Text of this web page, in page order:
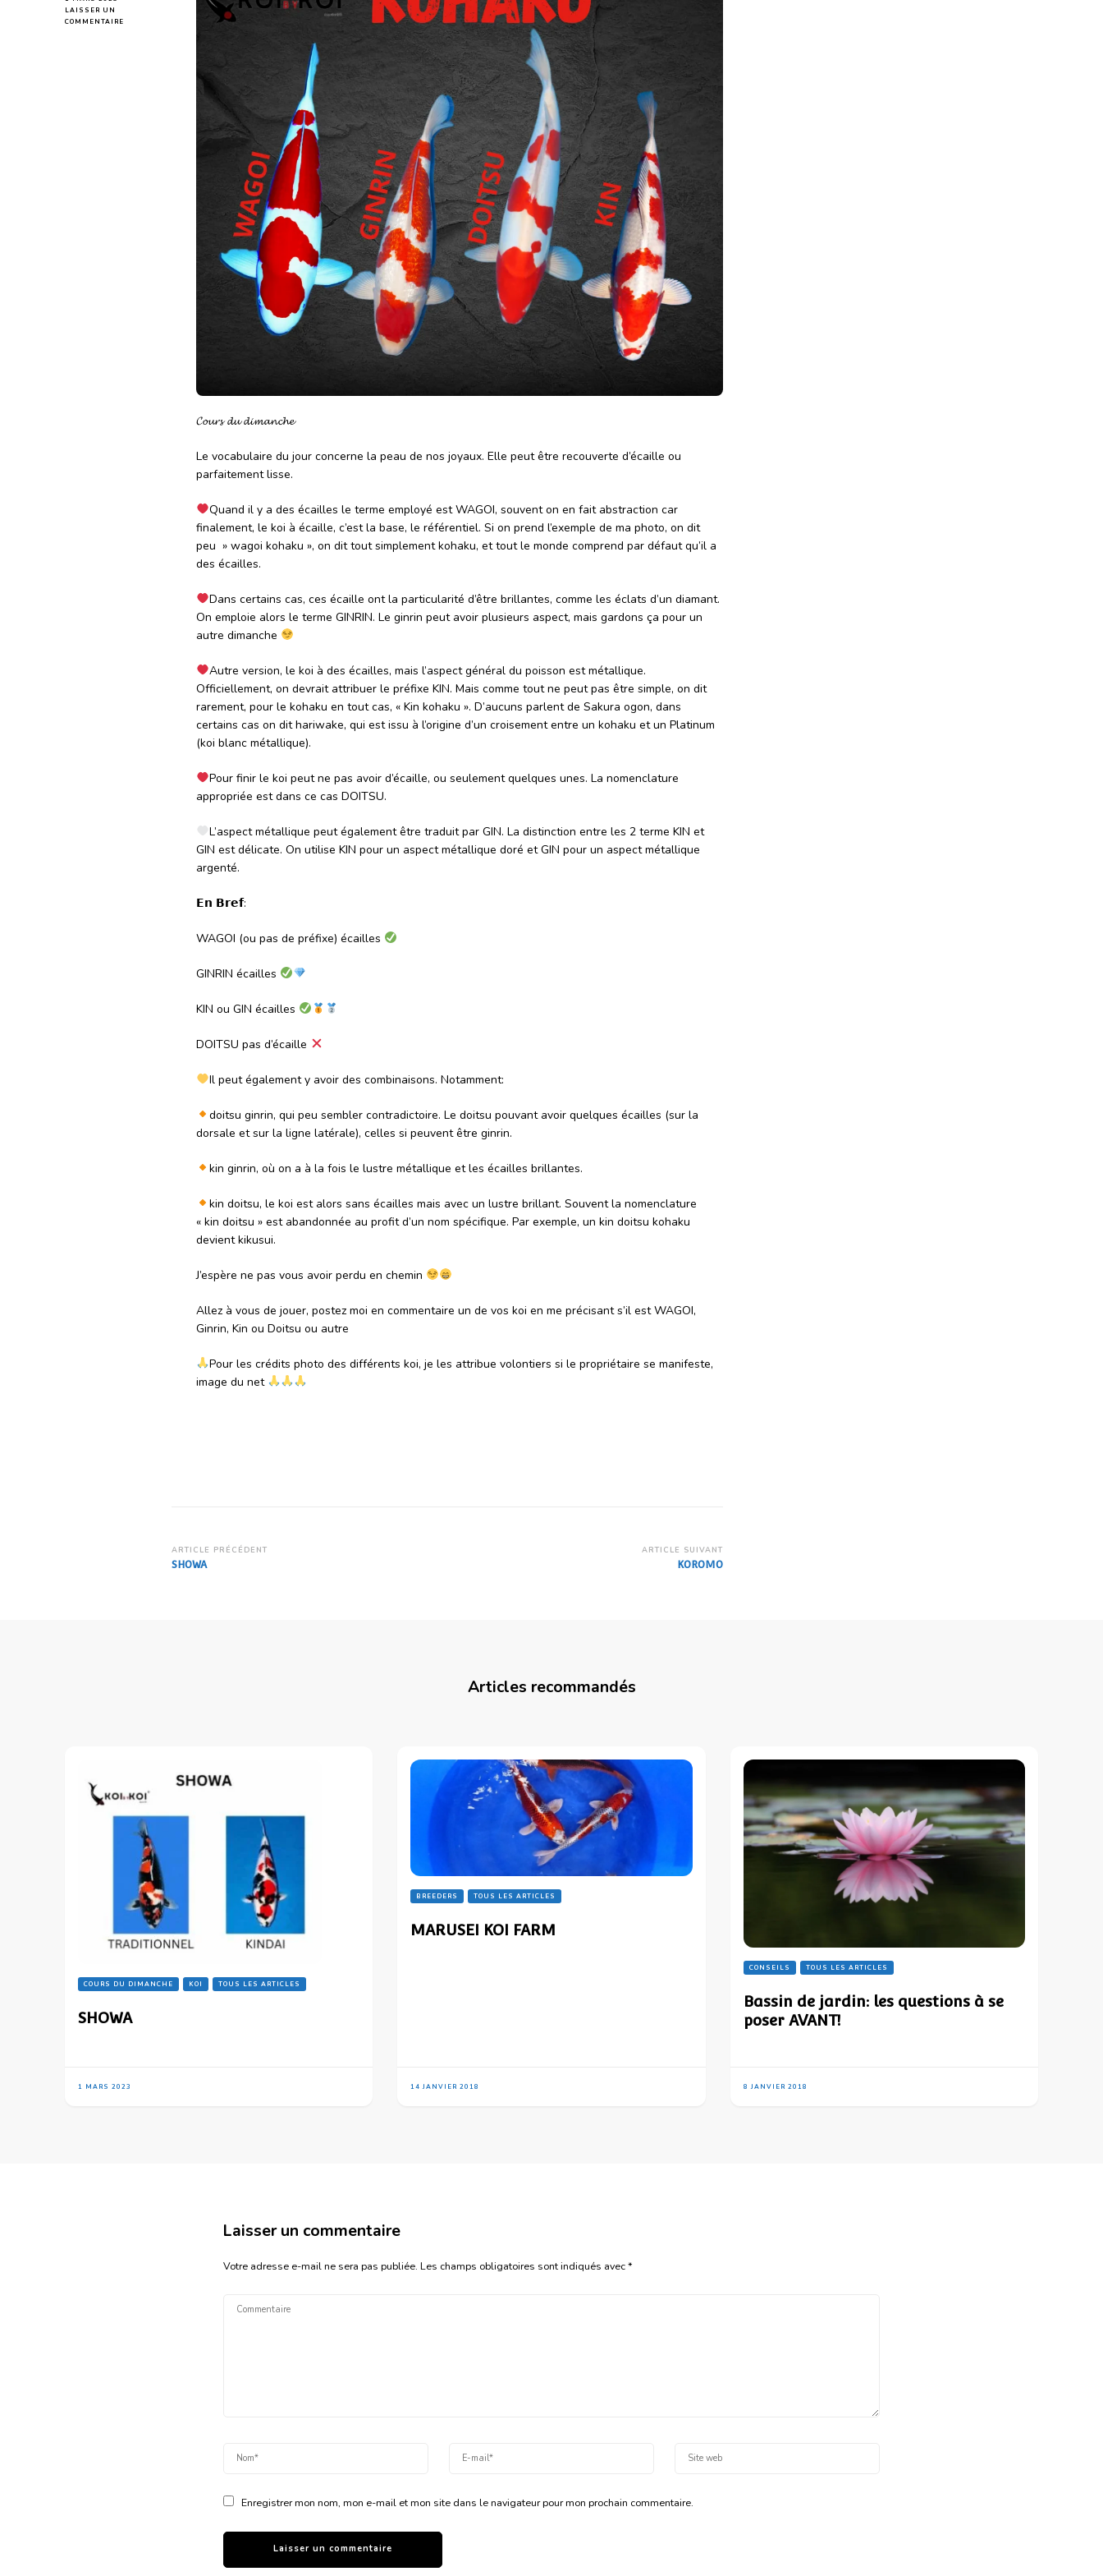
LAISSER UN
COMMENTAIRE
𝓒𝓸𝓾𝓻𝓼 𝓭𝓾 𝓭𝓲𝓶𝓪𝓷𝓬𝓱𝓮
Le vocabulaire du jour concerne la peau de nos joyaux. Elle peut être recouverte d’écaille ou
parfaitement lisse.
Quand il y a des écailles le terme employé est WAGOI, souvent on en fait abstraction car
finalement, le koi à écaille, c’est la base, le référentiel. Si on prend l’exemple de ma photo, on dit
peu » wagoi kohaku », on dit tout simplement kohaku, et tout le monde comprend par défaut qu’il a
des écailles.
Dans certains cas, ces écaille ont la particularité d’être brillantes, comme les éclats d’un diamant.
On emploie alors le terme GINRIN. Le ginrin peut avoir plusieurs aspect, mais gardons ça pour un
autre dimanche
Autre version, le koi à des écailles, mais l’aspect général du poisson est métallique.
Officiellement, on devrait attribuer le préfixe KIN. Mais comme tout ne peut pas être simple, on dit
rarement, pour le kohaku en tout cas, « Kin kohaku ». D’aucuns parlent de Sakura ogon, dans
certains cas on dit hariwake, qui est issu à l’origine d’un croisement entre un kohaku et un Platinum
(koi blanc métallique).
Pour finir le koi peut ne pas avoir d’écaille, ou seulement quelques unes. La nomenclature
appropriée est dans ce cas DOITSU.
L’aspect métallique peut également être traduit par GIN. La distinction entre les 2 terme KIN et
GIN est délicate. On utilise KIN pour un aspect métallique doré et GIN pour un aspect métallique
argenté.
𝗘𝗻 𝗕𝗿𝗲𝗳:
WAGOI (ou pas de préfixe) écailles
GINRIN écailles
KIN ou GIN écailles
DOITSU pas d’écaille
Il peut également y avoir des combinaisons. Notamment:
doitsu ginrin, qui peu sembler contradictoire. Le doitsu pouvant avoir quelques écailles (sur la
dorsale et sur la ligne latérale), celles si peuvent être ginrin.
kin ginrin, où on a à la fois le lustre métallique et les écailles brillantes.
kin doitsu, le koi est alors sans écailles mais avec un lustre brillant. Souvent la nomenclature
« kin doitsu » est abandonnée au profit d’un nom spécifique. Par exemple, un kin doitsu kohaku
devient kikusui.
J’espère ne pas vous avoir perdu en chemin
Allez à vous de jouer, postez moi en commentaire un de vos koi en me précisant s’il est WAGOI,
Ginrin, Kin ou Doitsu ou autre
Pour les crédits photo des différents koi, je les attribue volontiers si le propriétaire se manifeste,
image du net
Navigation
d’article
ARTICLE PRÉCÉDENT
SHOWA
ARTICLE SUIVANT
KOROMO
Articles recommandés
COURS DU DIMANCHE KOI TOUS LES ARTICLES
SHOWA
1 MARS 2023
BREEDERS TOUS LES ARTICLES
MARUSEI KOI FARM
14 JANVIER 2018
CONSEILS TOUS LES ARTICLES
Bassin de jardin: les questions à se
poser AVANT!
8 JANVIER 2018
Laisser un commentaire
Votre adresse e-mail ne sera pas publiée. Les champs obligatoires sont indiqués avec*
Enregistrer mon nom, mon e-mail et mon site dans le navigateur pour mon prochain commentaire.